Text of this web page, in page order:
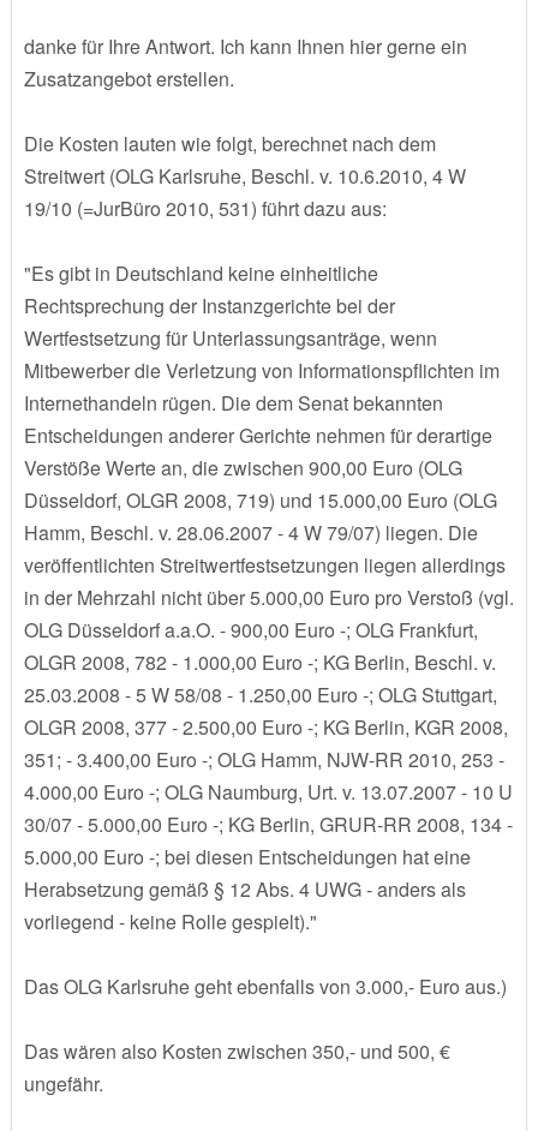
danke für Ihre Antwort. Ich kann Ihnen hier gerne ein
Zusatzangebot erstellen.
Die Kosten lauten wie folgt, berechnet nach dem
Streitwert (OLG Karlsruhe, Beschl. v. 10.6.2010, 4 W
19/10 (=JurBüro 2010, 531) führt dazu aus:
"Es gibt in Deutschland keine einheitliche
Rechtsprechung der Instanzgerichte bei der
Wertfestsetzung für Unterlassungsanträge, wenn
Mitbewerber die Verletzung von Informationspflichten im
Internethandeln rügen. Die dem Senat bekannten
Entscheidungen anderer Gerichte nehmen für derartige
Verstöße Werte an, die zwischen 900,00 Euro (OLG
Düsseldorf, OLGR 2008, 719) und 15.000,00 Euro (OLG
Hamm, Beschl. v. 28.06.2007 - 4 W 79/07) liegen. Die
veröffentlichten Streitwertfestsetzungen liegen allerdings
in der Mehrzahl nicht über 5.000,00 Euro pro Verstoß (vgl.
OLG Düsseldorf a.a.O. - 900,00 Euro -; OLG Frankfurt,
OLGR 2008, 782 - 1.000,00 Euro -; KG Berlin, Beschl. v.
25.03.2008 - 5 W 58/08 - 1.250,00 Euro -; OLG Stuttgart,
OLGR 2008, 377 - 2.500,00 Euro -; KG Berlin, KGR 2008,
351; - 3.400,00 Euro -; OLG Hamm, NJW-RR 2010, 253 -
4.000,00 Euro -; OLG Naumburg, Urt. v. 13.07.2007 - 10 U
30/07 - 5.000,00 Euro -; KG Berlin, GRUR-RR 2008, 134 -
5.000,00 Euro -; bei diesen Entscheidungen hat eine
Herabsetzung gemäß § 12 Abs. 4 UWG - anders als
vorliegend - keine Rolle gespielt)."
Das OLG Karlsruhe geht ebenfalls von 3.000,- Euro aus.)
Das wären also Kosten zwischen 350,- und 500, €
ungefähr.